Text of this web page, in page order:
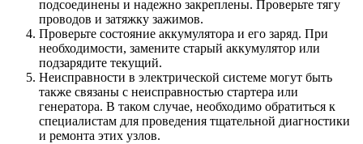
подсоединены и надежно закреплены. Проверьте тягу
проводов и затяжку зажимов.
Проверьте состояние аккумулятора и его заряд. При
необходимости, замените старый аккумулятор или
подзарядите текущий.
Неисправности в электрической системе могут быть
также связаны с неисправностью стартера или
генератора. В таком случае, необходимо обратиться к
специалистам для проведения тщательной диагностики
и ремонта этих узлов.